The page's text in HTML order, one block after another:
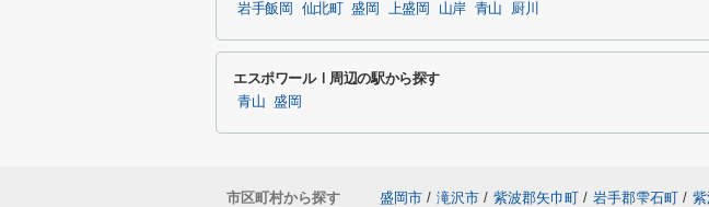
岩手飯岡 仙北町 盛岡 上盛岡 山岸 青山 厨川
エスポワールⅠ周辺の駅から探す
青山 盛岡
市区町村から探す 盛岡市 / 滝沢市 / 紫波郡矢巾町 / 岩手郡雫石町 /